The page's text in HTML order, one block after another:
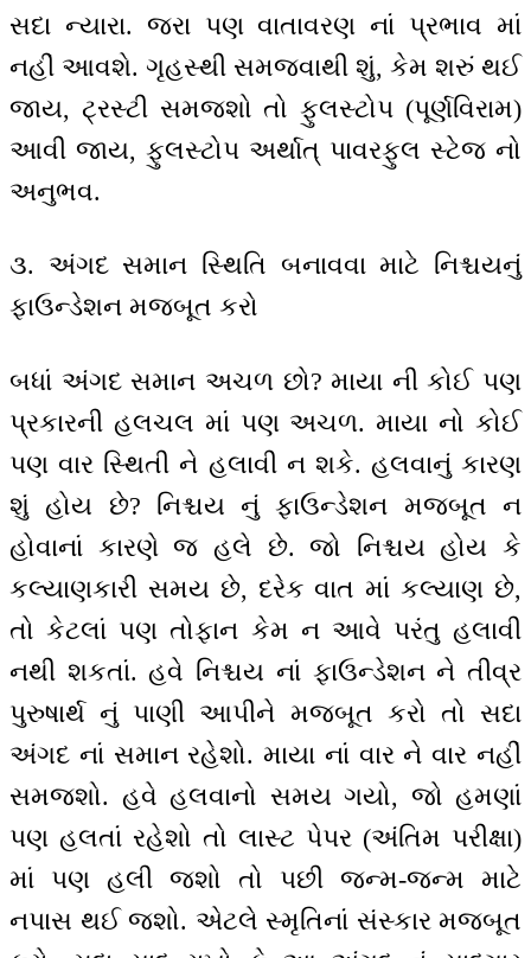
સદા ન્યારા. જરા પણ વાતાવરણ નાં પ્રભાવ માં
નહીં આવશે. ગૃહસ્થી સમજવાથી શું, કેમ શરું થઈ
જાય, ટ્રસ્ટી સમજશો તો ફુલસ્ટોપ (પૂર્ણવિરામ)
આવી જાય, ફુલસ્ટોપ અર્થાત્ પાવરફુલ સ્ટેજ નો
અનુભવ.
૩. અંગદ સમાન સ્થિતિ બનાવવા માટે નિશ્ચયનું
ફાઉન્ડેશન મજબૂત કરો
બધાં અંગદ સમાન અચળ છો? માયા ની કોઈ પણ
પ્રકારની હલચલ માં પણ અચળ. માયા નો કોઈ
પણ વાર સ્થિતી ને હલાવી ન શકે. હલવાનું કારણ
શું હોય છે? નિશ્ચય નું ફાઉન્ડેશન મજબૂત ન
હોવાનાં કારણે જ હલે છે. જો નિશ્ચય હોય કે
કલ્યાણકારી સમય છે, દરેક વાત માં કલ્યાણ છે,
તો કેટલાં પણ તોફાન કેમ ન આવે પરંતુ હલાવી
નથી શકતાં. હવે નિશ્ચય નાં ફાઉન્ડેશન ને તીવ્ર
પુરુષાર્થ નું પાણી આપીને મજબૂત કરો તો સદા
અંગદ નાં સમાન રહેશો. માયા નાં વાર ને વાર નહીં
સમજશો. હવે હલવાનો સમય ગયો, જો હમણાં
પણ હલતાં રહેશો તો લાસ્ટ પેપર (અંતિમ પરીક્ષા)
માં પણ હલી જશો તો પછી જન્મ-જન્મ માટે
નપાસ થઈ જશો. એટલે સ્મૃતિનાં સંસ્કાર મજબૂત